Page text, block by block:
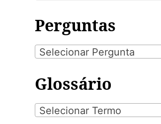
Perguntas
Selecionar Pergunta
Glossário
Selecionar Termo